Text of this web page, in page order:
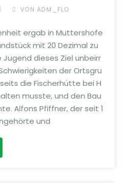
VON ADM_FLO
ergab in Muttershofe
mit 20 Dezimal zu
dieses Ziel unbeirr
der Ortsgru
die Fischerhütte bei H
musste, und den Bau
Alfons Pfiffner, der seit 1
und